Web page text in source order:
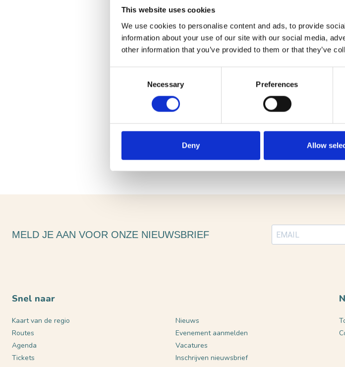
This website uses cookies
We use cookies to personalise content and ads, to provide
information about your use of our site with our social media,
other information that you’ve provided to them or that they’ve
Necessary Preferences
Deny Allow
Rabobank De Langstraat
Als na de Tweede Wereldoorlog steeds meer niet-boeren gebruik
Waalwijk een bijkantoor te openen. Een jaar later wordt dit kantoor
steeds meer lokale Rabobanken uit de regio onder een en hetzelfde
Rabobank De Langstraat.
Winterdijk in Waalwijk een nieuw hoofdkantoor gebouwd, dat in
MELD JE AAN VOOR ONZE NIEUWSBRIEF
Snel naar
Kaart van de regio
Routes
Agenda
Tickets
Nieuws
Evenement aanmelden
Vacatures
Inschrijven nieuwsbrief